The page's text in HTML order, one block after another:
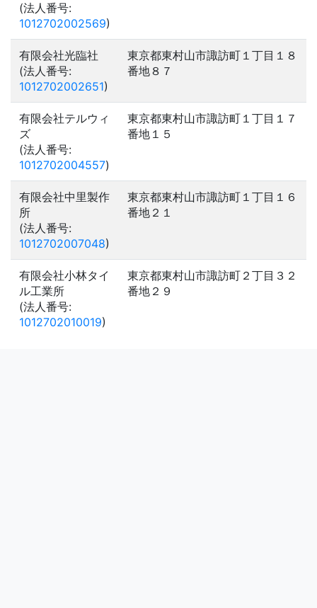
(法人番号:
1012702002569)
有限会社光臨社
(法人番号:
1012702002651)
東京都東村山市諏訪町１丁目１８
番地８７
有限会社テルウィ
ズ
(法人番号:
1012702004557)
東京都東村山市諏訪町１丁目１７
番地１５
有限会社中里製作
所
(法人番号:
1012702007048)
東京都東村山市諏訪町１丁目１６
番地２１
有限会社小林タイ
ル工業所
(法人番号:
1012702010019)
東京都東村山市諏訪町２丁目３２
番地２９